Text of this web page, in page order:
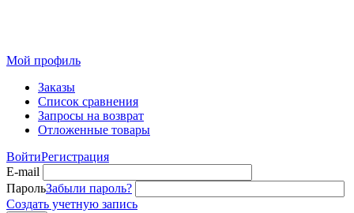
Мой профиль
Заказы
Список сравнения
Запросы на возврат
Отложенные товары
ВойтиРегистрация
E-mail
ПарольЗабыли пароль?
Создать учетную запись